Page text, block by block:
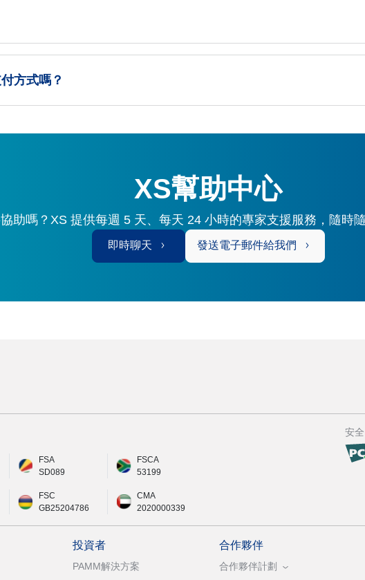
方式嗎？
XS幫助中心
助嗎？XS 提供每週 5 天、每天 24 小時的專家支援服務，隨時隨
即時聊天 發送電子郵件給我們
FSA
SD089
FSCA
53199
FSC
GB25204786
CMA
2020000339
安全
投資者
PAMM解決方案
合作夥伴
合作夥伴計劃